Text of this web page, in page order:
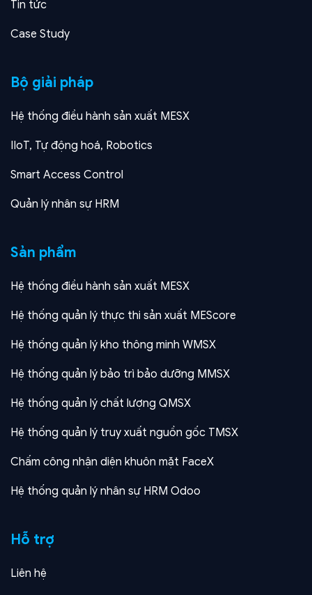
Tin tức
Case Study
Bộ giải pháp
Hệ thống điều hành sản xuất MESX
IIoT, Tự động hoá, Robotics
Smart Access Control
Quản lý nhân sự HRM
Sản phẩm
Hệ thống điều hành sản xuất MESX
Hệ thống quản lý thực thi sản xuất MEScore
Hệ thống quản lý kho thông minh WMSX
Hệ thống quản lý bảo trì bảo dưỡng MMSX
Hệ thống quản lý chất lượng QMSX
Hệ thống quản lý truy xuất nguồn gốc TMSX
Chấm công nhận diện khuôn mặt FaceX
Hệ thống quản lý nhân sự HRM Odoo
Hỗ trợ
Liên hệ